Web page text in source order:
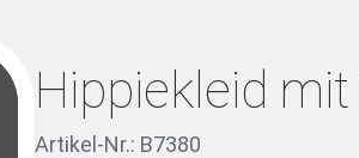
Hippiekleid
Artikel-Nr.: B7380